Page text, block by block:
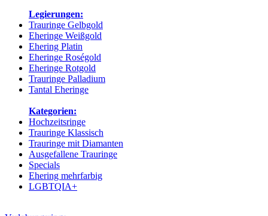
Legierungen:
Trauringe Gelbgold
Eheringe Weißgold
Ehering Platin
Eheringe Roségold
Eheringe Rotgold
Trauringe Palladium
Tantal Eheringe
Kategorien:
Hochzeitsringe
Trauringe Klassisch
Trauringe mit Diamanten
Ausgefallene Trauringe
Specials
Ehering mehrfarbig
LGBTQIA+